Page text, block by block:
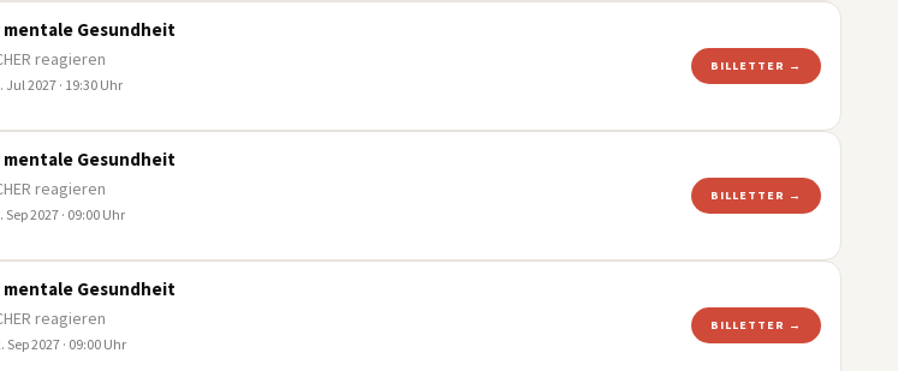
Gesundheit
reagieren
Jul 2027 · 19:30 Uhr
BILLETTER →
Gesundheit
reagieren
Sep 2027 · 09:00 Uhr
BILLETTER →
Gesundheit
reagieren
Sep 2027 · 09:00 Uhr
BILLETTER →